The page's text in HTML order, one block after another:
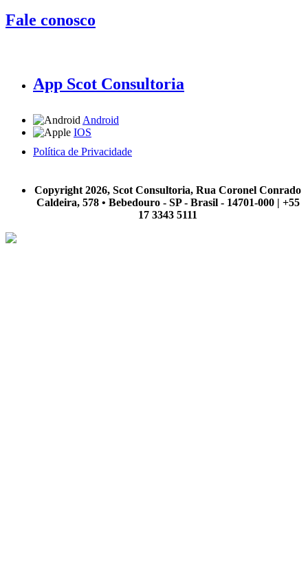
Fale conosco
App Scot Consultoria
Android
IOS
Política de Privacidade
Copyright 2026, Scot Consultoria, Rua Coronel Conrado
Caldeira, 578 • Bebedouro - SP - Brasil - 14701-000 | +55
17 3343 5111